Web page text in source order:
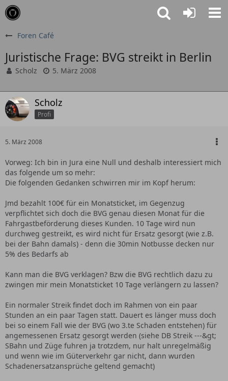
Foren Café
Juristische Frage: BVG streikt in Berlin
Scholz 5. März 2008
Scholz
Profi
5. März 2008
Vorweg: Ich bin in Jura eine Null und deshalb interessiert mich
das folgende um so mehr:
Die folgenden Gedanken schwirren mir im Kopf herum:
Jmd bezahlt 100€ für ein Monatsticket, im Gegenzug
verpflichtet sich doch die BVG genau diesen Monat für die
Fahrgastbeförderung dieses Kunden. 10 Tage wird nun
durchweg gestreikt, es wird nicht für Ersatz gesorgt (wie z.B.
bei der Bahn damals) - denn die 30min Notbusse decken nur
5% des Bedarfs ab
Kann man die BVG verklagen? Bzw die BVG rechtlich dazu zu
zwingen mir mein Monatsticket 10 Tage verlängern zu lassen?
Ein normaler Streik findet doch im Rahmen von ein paar
Stunden an ein paar Tagen statt. Dauert es länger muss doch
bei so einem Fall wie der BVG (wo 3.te Schaden entstehen) für
angemessenen Ersatz gesorgt werden (siehe DB Streik ---&gt;
SBahn und Züge fuhren ja trotzdem, nur halt unregelmäßig
und wenn wie im Güterverkehr gar nicht, dann wurden
Schadenersatzansprüche geltend gemacht)